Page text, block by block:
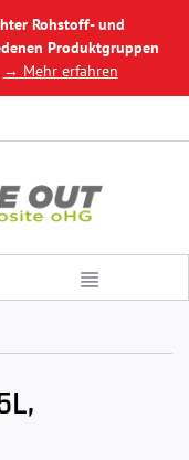
Rohstoff- und
Produktgruppen
→ Mehr erfahren